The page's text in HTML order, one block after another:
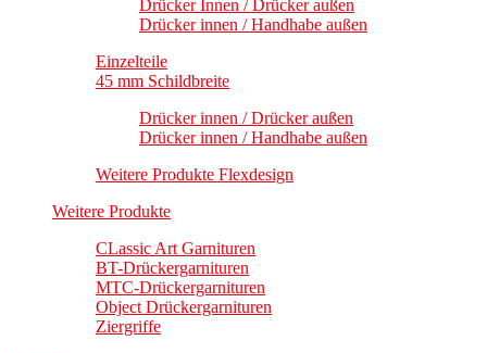
Drücker Innen / Drücker außen
Drücker innen / Handhabe außen
Einzelteile
45 mm Schildbreite
Drücker innen / Drücker außen
Drücker innen / Handhabe außen
Weitere Produkte Flexdesign
Weitere Produkte
CLassic Art Garnituren
BT-Drückergarnituren
MTC-Drückergarnituren
Object Drückergarnituren
Ziergriffe